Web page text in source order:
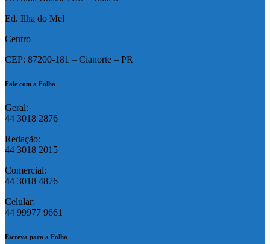
Ed. Ilha do Mel
Centro
CEP: 87200-181 – Cianorte – PR
Fale com a Folha
Geral:
44 3018 2876
Redação:
44 3018 2015
Comercial:
44 3018 4876
Celular:
44 99977 9661
Escreva para a Folha